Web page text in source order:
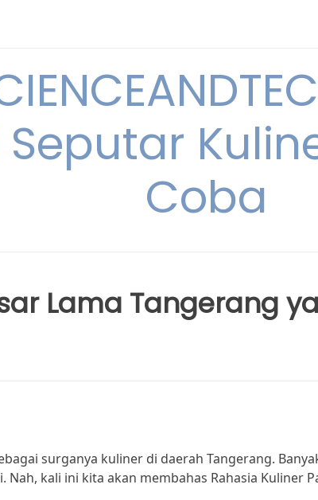
Coba
Lama Tangerang
surganya kuliner di daerah Tangerang.
kali ini kita akan membahas Rahasia Kuliner